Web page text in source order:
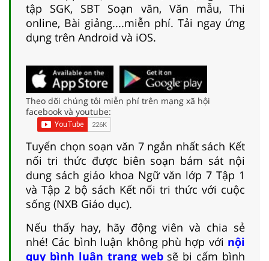
tập SGK, SBT Soạn văn, Văn mẫu, Thi
online, Bài giảng....miễn phí. Tải ngay ứng
dụng trên Android và iOS.
Theo dõi chúng tôi miễn phí trên mạng xã hội
facebook và youtube:
Tuyển chọn soạn văn 7 ngắn nhất sách Kết
nối tri thức được biên soạn bám sát nội
dung sách giáo khoa Ngữ văn lớp 7 Tập 1
và Tập 2 bộ sách Kết nối tri thức với cuộc
sống (NXB Giáo dục).
Nếu thấy hay, hãy động viên và chia sẻ
nhé! Các bình luận không phù hợp với nội
quy bình luận trang websẽ bị cấm bình